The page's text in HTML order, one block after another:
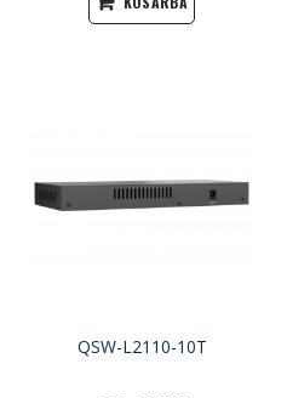
QSW-L2110-10T